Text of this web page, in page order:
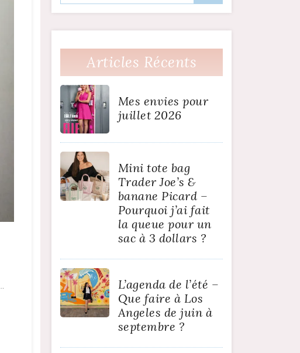
Articles Récents
Mes envies pour
juillet 2026
Mini tote bag
Trader Joe’s &
banane Picard –
Pourquoi j’ai fait
la queue pour un
sac à 3 dollars ?
L’agenda de l’été –
Que faire à Los
Angeles de juin à
septembre ?